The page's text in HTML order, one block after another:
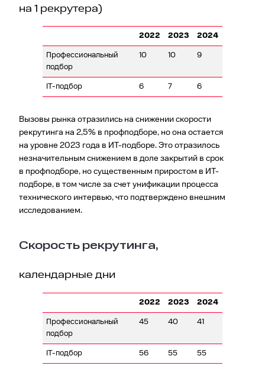
на 1 рекрутера)
2022 2023 2024
Профессиональный
подбор
10 10 9
IT-подбор 6 7 6
Вызовы рынка отразились на снижении скорости
рекрутинга на 2,5% в профподборе, но она остается
на уровне 2023 года в ИТ-подборе. Это отразилось
незначительным снижением в доле закрытий в срок
в профподборе, но существенным приростом в ИТ-
подборе, в том числе за счет унификации процесса
технического интервью, что подтверждено внешним
исследованием.
Скорость рекрутинга,
календарные дни
2022 2023 2024
Профессиональный
подбор
45 40 41
IT-подбор 56 55 55